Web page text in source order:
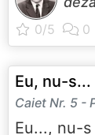
Eu, nu-s...
Caiet Nr. 5 -
Eu..., nu-